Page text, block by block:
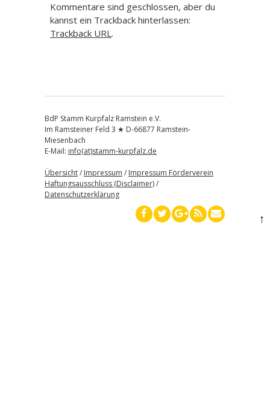
Kommentare sind geschlossen, aber du
kannst ein Trackback hinterlassen:
Trackback URL.
BdP Stamm Kurpfalz Ramstein e.V.
Im Ramsteiner Feld 3 ★ D-66877 Ramstein-
Miesenbach
E-Mail: info(at)stamm-kurpfalz.de
Übersicht/ Impressum / Impressum Förderverein
Haftungsausschluss (Disclaimer)/
Datenschutzerklärung
↑